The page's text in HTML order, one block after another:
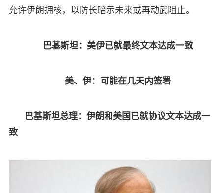
允许伊朗拥核，以防长暗示未来或再动武阻止。
巴基斯坦：美伊已就最终文本达成一致
美、伊：可能在几天内签署
巴基斯坦总理：伊朗和美国已就协议文本达成一
致